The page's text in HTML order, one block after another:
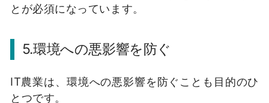
とが必須になっています。
5.環境への悪影響を防ぐ
IT農業は、環境への悪影響を防ぐことも目的のひ
とつです。